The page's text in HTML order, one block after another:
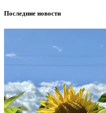
Последние новости